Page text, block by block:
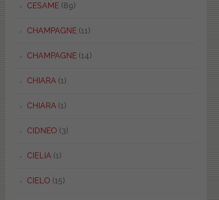
CESAME(89)
CHAMPAGNE(11)
CHAMPAGNE(14)
CHIARA (1)
CHIARA (1)
CIDNEO (3)
CIELIA (1)
CIELO (15)